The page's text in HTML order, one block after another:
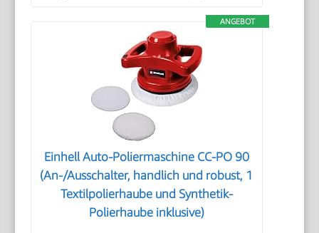
ANGEBOT
Einhell Auto-Poliermaschine CC-PO 90
(An-/Ausschalter, handlich und robust, 1
Textilpolierhaube und Synthetik-
Polierhaube inklusive)